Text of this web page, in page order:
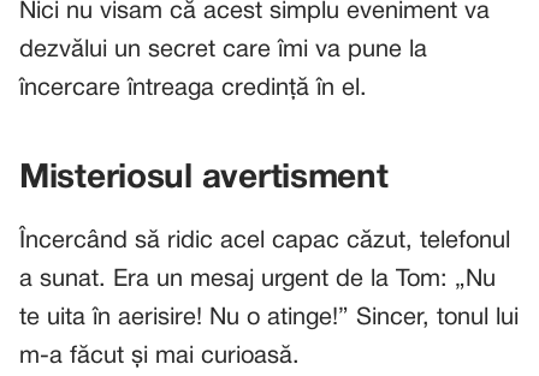
Nici nu visam că acest simplu eveniment va
dezvălui un secret care îmi va pune la
încercare întreaga credință în el.
Misteriosul avertisment
Încercând să ridic acel capac căzut, telefonul
a sunat. Era un mesaj urgent de la Tom: „Nu
te uita în aerisire! Nu o atinge!” Sincer, tonul lui
m-a făcut și mai curioasă.